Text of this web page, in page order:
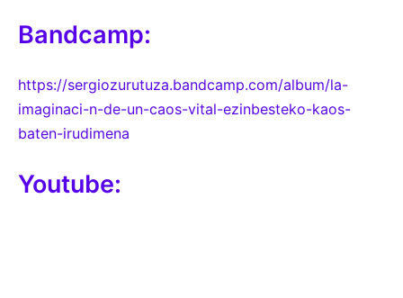
Bandcamp:
https://sergiozurutuza.bandcamp.com/album/la-
imaginaci-n-de-un-caos-vital-ezinbesteko-kaos-
baten-irudimena
Youtube: